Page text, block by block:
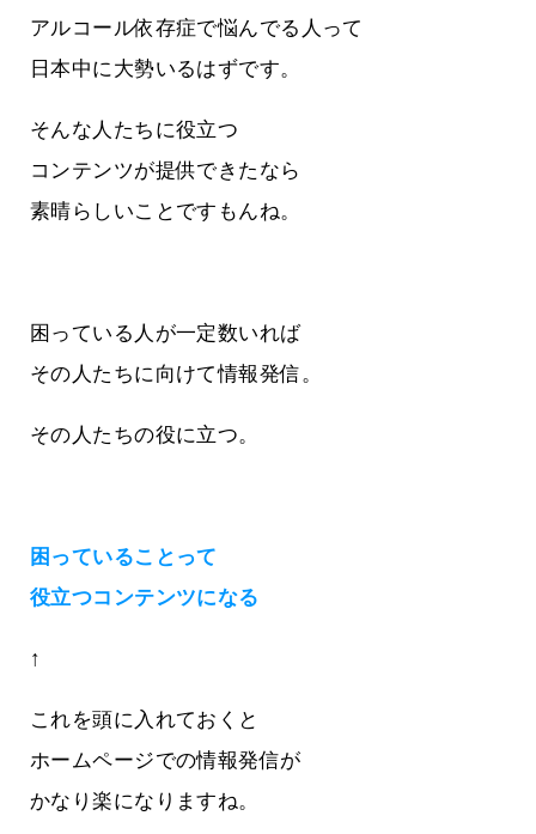
アルコール依存症で悩んでる人って
日本中に大勢いるはずです。
そんな人たちに役立つ
コンテンツが提供できたなら
素晴らしいことですもんね。
困っている人が一定数いれば
その人たちに向けて情報発信。
その人たちの役に立つ。
困っていることって
役立つコンテンツになる
↑
これを頭に入れておくと
ホームページでの情報発信が
かなり楽になりますね。